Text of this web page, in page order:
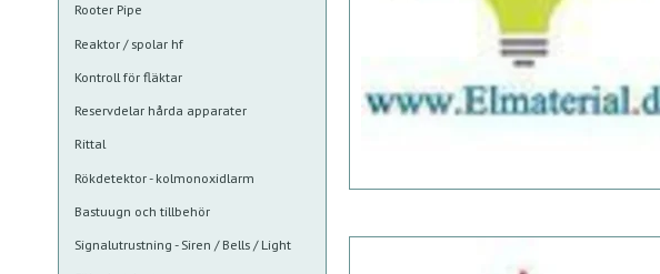
Rooter Pipe
Reaktor / spolar hf
Kontroll för fläktar
Reservdelar hårda apparater
Rittal
Rökdetektor - kolmonoxidlarm
Bastuugn och tillbehör
Signalutrustning - Siren / Bells / Light